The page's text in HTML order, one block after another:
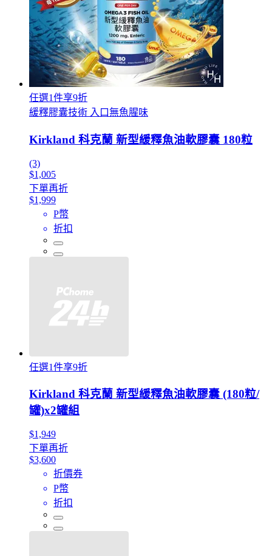
任選1件享9折
緩釋膠囊技術 入口無魚腥味
Kirkland 科克蘭 新型緩釋魚油軟膠囊 180粒
(3)
$1,005
下單再折
$1,999
P幣
折扣
任選1件享9折
Kirkland 科克蘭 新型緩釋魚油軟膠囊 (180粒/
罐)x2罐組
$1,949
下單再折
$3,600
折價券
P幣
折扣